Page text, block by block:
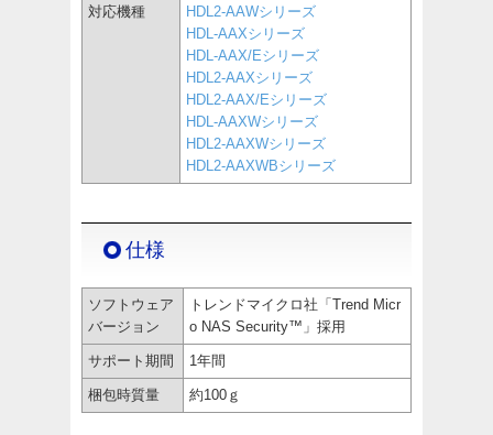
対応機種
HDL2-AAWシリーズ
HDL-AAXシリーズ
HDL-AAX/Eシリーズ
HDL2-AAXシリーズ
HDL2-AAX/Eシリーズ
HDL-AAXWシリーズ
HDL2-AAXWシリーズ
HDL2-AAXWBシリーズ
仕様
ソフトウェア
バージョン
トレンドマイクロ社「Trend Micr
o NAS Security™」採用
サポート期間 1年間
梱包時質量 約100ｇ